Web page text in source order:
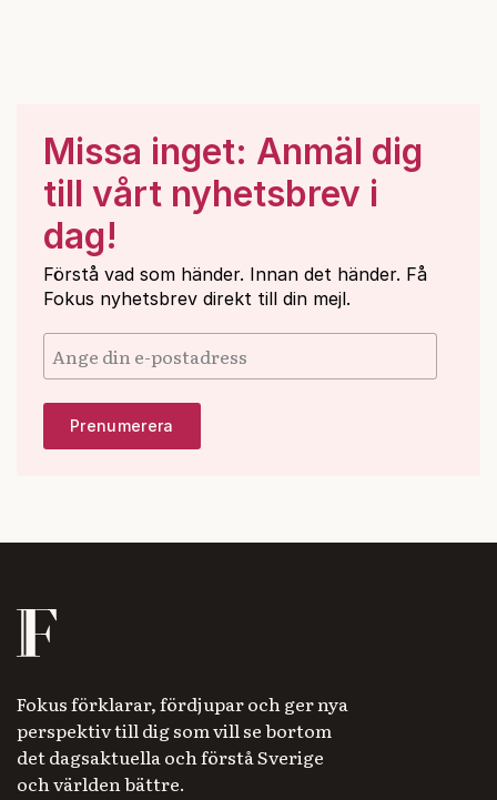
Missa inget: Anmäl dig
till vårt nyhetsbrev i
dag!
Förstå vad som händer. Innan det händer. Få
Fokus nyhetsbrev direkt till din mejl.
Fokus förklarar, fördjupar och ger nya
perspektiv till dig som vill se bortom
det dagsaktuella och förstå Sverige
och världen bättre.